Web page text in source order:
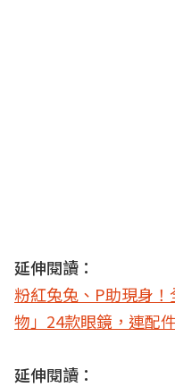
延伸閱讀：
粉紅兔兔、P助現身
物」24款眼鏡，連配
延伸閱讀：